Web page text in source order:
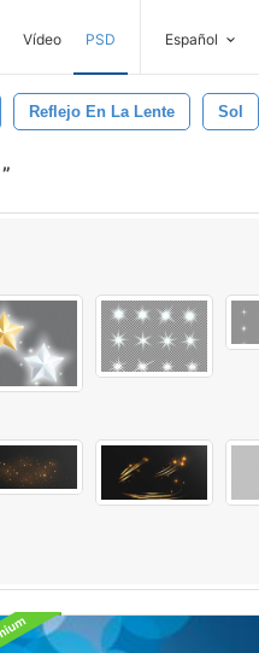
Vídeo PSD Español
Reflejo En La Lente Sol